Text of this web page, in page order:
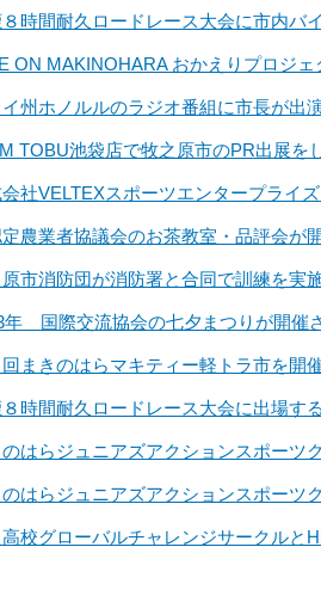
時間耐久ロードレース大会に市内バ
ON MAKINOHARA おかえりプロジ
州ホノルルのラジオ番組に市長が出
TOBU池袋店で牧之原市のPR出展を
社VELTEXスポーツエンタープライ
農業者協議会のお茶教室・品評会が
市消防団が消防署と合同で訓練を実
年 国際交流協会の七夕まつりが開催
まきのはらマキティー軽トラ市を開
時間耐久ロードレース大会に出場す
のはらジュニアズアクションスポーツ
のはらジュニアズアクションスポーツ
校グローバルチャレンジサークルと